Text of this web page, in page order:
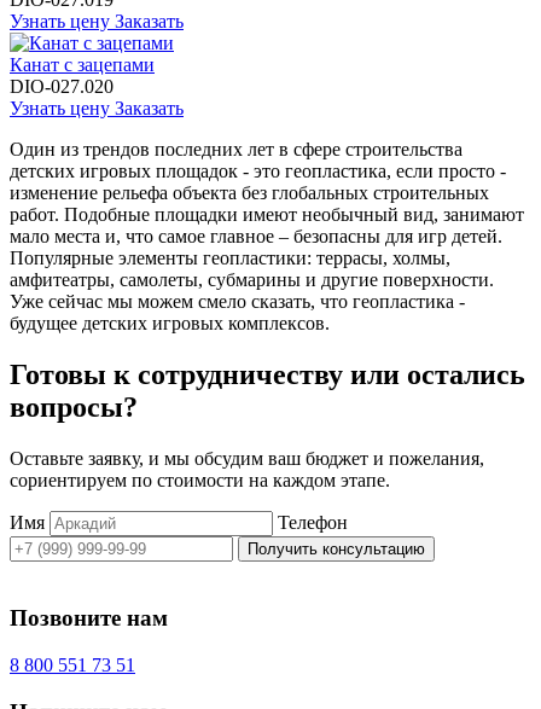
Узнать цену Заказать
Канат с зацепами
DIO-027.020
Узнать цену Заказать
Один из трендов последних лет в сфере строительства
детских игровых площадок - это геопластика, если просто -
изменение рельефа объекта без глобальных строительных
работ. Подобные площадки имеют необычный вид, занимают
мало места и, что самое главное – безопасны для игр детей.
Популярные элементы геопластики: террасы, холмы,
амфитеатры, самолеты, субмарины и другие поверхности.
Уже сейчас мы можем смело сказать, что геопластика -
будущее детских игровых комплексов.
Готовы к сотрудничеству или остались
вопросы?
Оставьте заявку, и мы обсудим ваш бюджет и пожелания,
сориентируем по стоимости на каждом этапе.
Имя Телефон
Получить консультацию
Позвоните нам
8 800 551 73 51